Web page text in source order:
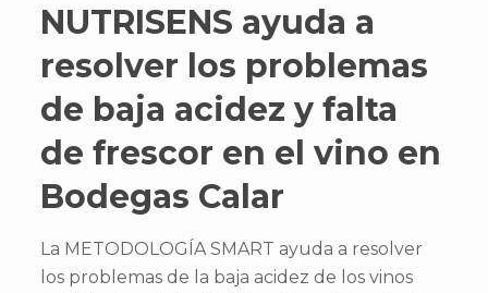
NUTRISENS ayuda a
resolver los problemas
de baja acidez y falta
de frescor en el vino en
Bodegas Calar
La METODOLOGÍA SMART ayuda a resolver
los problemas de la baja acidez de los vinos